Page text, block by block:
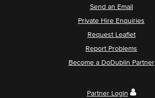
Send an Email
Private Hire Enquiries
Request Leaflet
Report Problems
Become a DoDublin Partner
Partner Login